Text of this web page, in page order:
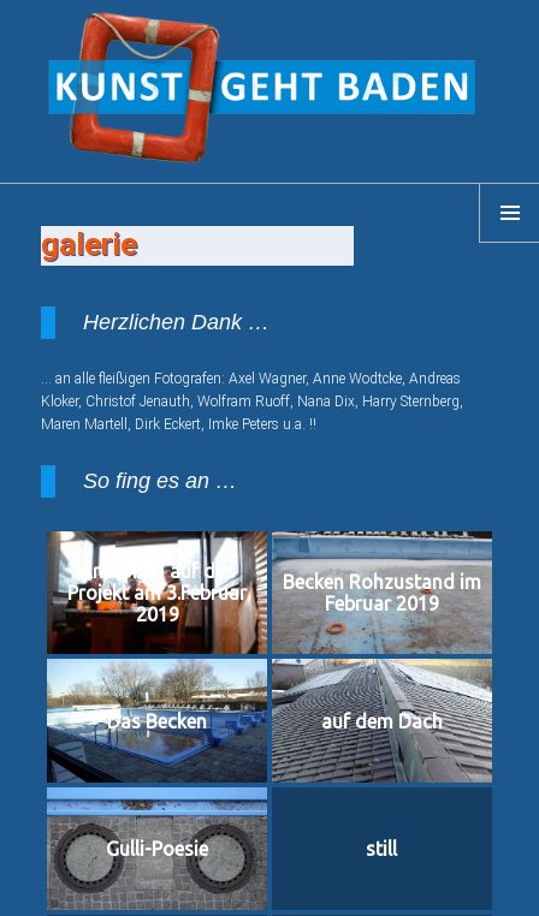
galerie
Herzlichen Dank …
… an alle fleißigen Fotografen: Axel Wagner, Anne Wodtcke, Andreas
Kloker, Christof Jenauth, Wolfram Ruoff, Nana Dix, Harry Sternberg,
Maren Martell, Dirk Eckert, Imke Peters u.a. !!
So fing es an …
Anstoßen auf das
Projekt am 3.Februar
2019
Becken Rohzustand im
Februar 2019
Das Becken auf dem Dach
Gulli-Poesie still